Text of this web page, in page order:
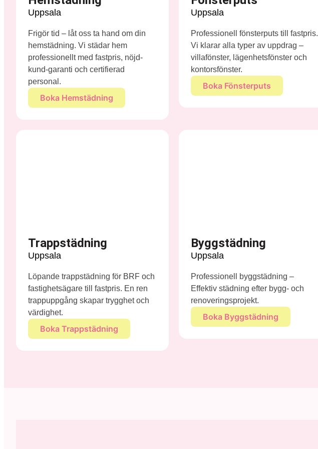
Uppsala
Frigör tid – låt oss ta hand om din
hemstädning. Vi städar hem
professionellt med fastpris, nöjd-
kund-garanti och certifierad
personal.
Boka Hemstädning
Uppsala
Professionell fönsterputs till fastpris.
Vi klarar alla typer av uppdrag –
villafönster, lägenhetsfönster och
kontorsfönster.
Boka Fönsterputs
Trappstädning
Uppsala
Löpande trappstädning för BRF och
fastighetsägare till fastpris. En ren
trappuppgång skapar trygghet och
värdighet.
Boka Trappstädning
Byggstädning
Uppsala
Professionell byggstädning –
Effektiv städning efter bygg- och
renoveringsprojekt.
Boka Byggstädning